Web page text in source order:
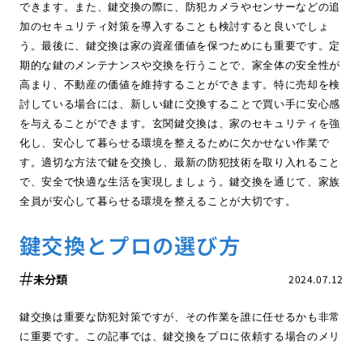
できます。また、鍵交換の際に、防犯カメラやセンサーなどの追
加のセキュリティ対策を導入することも検討すると良いでしょ
う。最後に、鍵交換は家の資産価値を保つためにも重要です。定
期的な鍵のメンテナンスや交換を行うことで、家全体の安全性が
高まり、不動産の価値を維持することができます。特に売却を検
討している場合には、新しい鍵に交換することで買い手に安心感
を与えることができます。玄関鍵交換は、家のセキュリティを強
化し、安心して暮らせる環境を整えるために欠かせない作業で
す。適切な方法で鍵を交換し、最新の防犯技術を取り入れること
で、安全で快適な生活を実現しましょう。鍵交換を通じて、家族
全員が安心して暮らせる環境を整えることが大切です。
鍵交換とプロの選び方
2024.07.12
未分類
鍵交換は重要な防犯対策ですが、その作業を誰に任せるかも非常
に重要です。この記事では、鍵交換をプロに依頼する場合のメリ